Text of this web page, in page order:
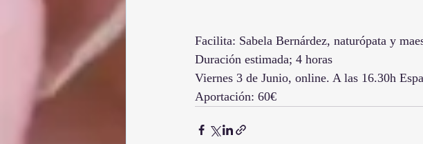
Facilita: Sabela Bernárdez, naturópata y
Duración estimada; 4 horas
Viernes 3 de Junio, online. A las 16.30h
Aportación: 60€